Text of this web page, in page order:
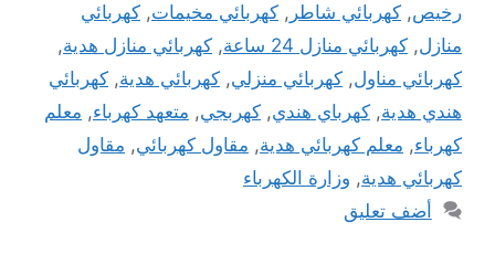
رخيص, كهربائي شاطر , كهربائي مخيمات, كهربائي
منازل, كهربائي منازل 24 ساعة , كهربائي منازل هدية,
كهربائي مناول, كهربائي منزلي, كهربائي هدية, كهربائي
هندي هدية, كهرباي هندي, كهربجي, متعهد كهرباء, معلم
كهرباء, معلم كهربائي هدية, مقاول كهربائي, مقاول
كهربائي هدية, وزارة الكهرباء
أضف تعليق